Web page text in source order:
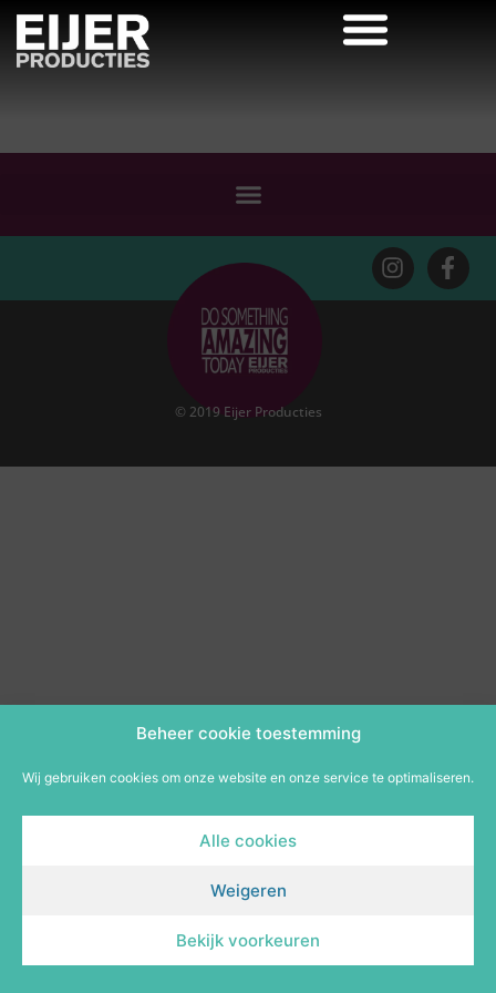
Beheer cookie toestemming
Wij gebruiken cookies om onze website en onze service te optimaliseren.
Alle cookies
Weigeren
Bekijk voorkeuren
© 2019 Eijer Producties